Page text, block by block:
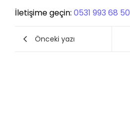
İletişime geçin: 0531 993 68 50
Önceki yazı